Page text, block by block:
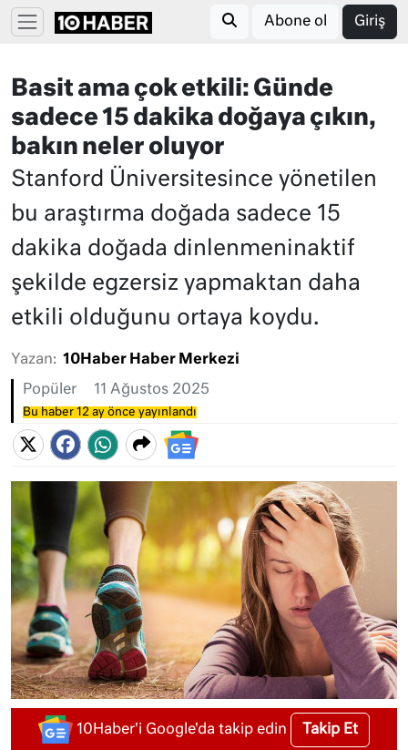
Abone ol Giriş
Basit ama çok etkili: Günde
sadece 15 dakika doğaya çıkın,
bakın neler oluyor
Stanford Üniversitesince yönetilen
bu araştırma doğada sadece 15
dakika doğada dinlenmeninaktif
şekilde egzersiz yapmaktan daha
etkili olduğunu ortaya koydu.
Yazan: 10Haber Haber Merkezi
Popüler 11 Ağustos 2025
Bu haber 12 ay önce yayınlandı
10Haber'i Google'da takip edin Takip Et